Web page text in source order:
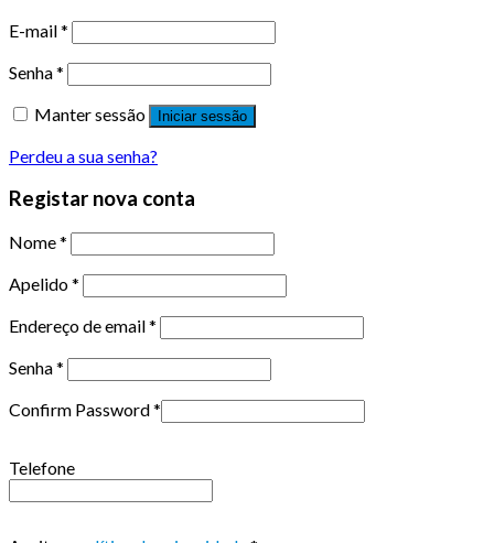
E-mail*
Senha*
Manter sessão
Iniciar sessão
Perdeu a sua senha?
Registar nova conta
Nome*
Apelido*
Endereço de email*
Senha*
Confirm Password*
Telefone